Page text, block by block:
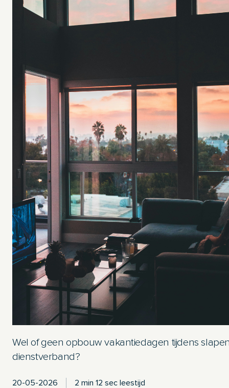
Wel of geen opbouw vakantiedagen tijdens
dienstverband?
20-05-2026 2 min 12 sec leestijd